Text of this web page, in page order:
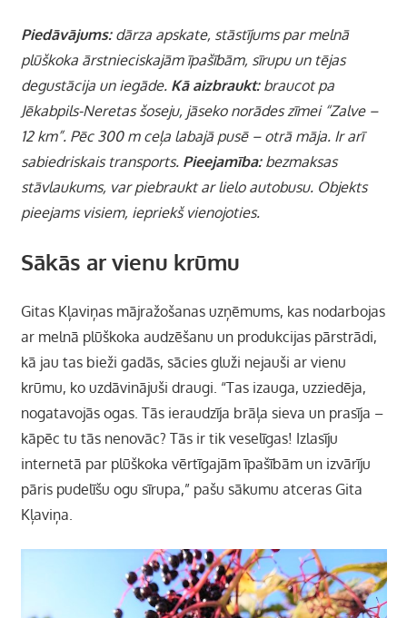
Piedāvājums: dārza apskate, stāstījums par melnā
plūškoka ārstnieciskajām īpašībām, sīrupu un tējas
degustācija un iegāde. Kā aizbraukt: braucot pa
Jēkabpils-Neretas šoseju, jāseko norādes zīmei “Zalve –
12 km”. Pēc 300 m ceļa labajā pusē –otrā māja. Ir arī
sabiedriskais transports. Pieejamība: bezmaksas
stāvlaukums, var piebraukt ar lielo autobusu. Objekts
pieejams visiem, iepriekš vienojoties.
Sākās ar vienu krūmu
Gitas Kļaviņas mājražošanas uzņēmums, kas nodarbojas
ar melnā plūškoka audzēšanu un produkcijas pārstrādi,
kā jau tas bieži gadās, sācies gluži nejauši ar vienu
krūmu, ko uzdāvinājuši draugi. “Tas izauga, uzziedēja,
nogatavojās ogas. Tās ieraudzīja brāļa sieva un prasīja –
kāpēc tu tās nenovāc? Tās ir tik veselīgas! Izlasīju
internetā par plūškoka vērtīgajām īpašībām un izvārīju
pāris pudelīšu ogu sīrupa,” pašu sākumu atceras Gita
Kļaviņa.